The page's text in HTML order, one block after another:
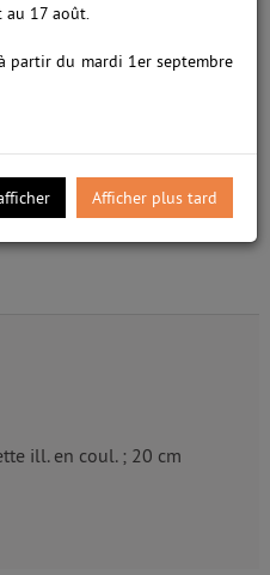
fauteuil Voltaire
en ruine
(1964-....).
....). Auteur
et une nuits. [Paris]- 2007
ill. en coul. ; 20 cm
au 17 août.
partir du mardi 1er septembre
Afficher plus tard